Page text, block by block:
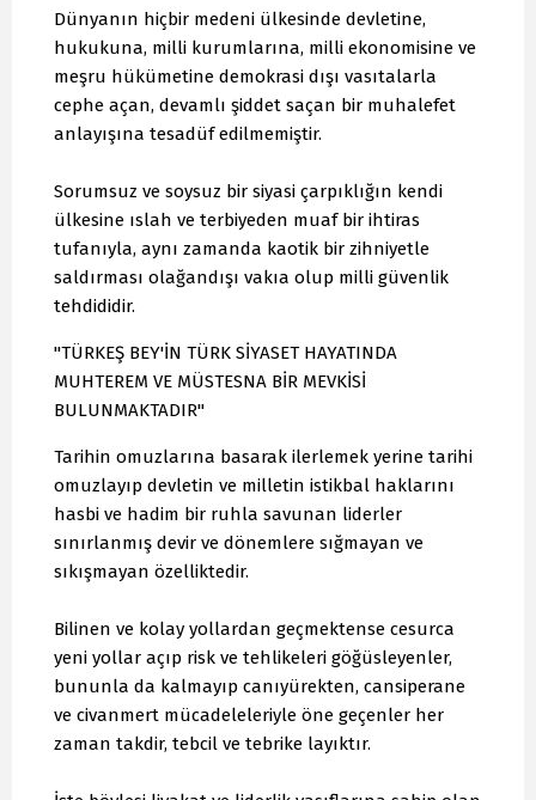
Dünyanın hiçbir medeni ülkesinde devletine,
hukukuna, milli kurumlarına, milli ekonomisine ve
meşru hükümetine demokrasi dışı vasıtalarla
cephe açan, devamlı şiddet saçan bir muhalefet
anlayışına tesadüf edilmemiştir.
Sorumsuz ve soysuz bir siyasi çarpıklığın kendi
ülkesine ıslah ve terbiyeden muaf bir ihtiras
tufanıyla, aynı zamanda kaotik bir zihniyetle
saldırması olağandışı vakıa olup milli güvenlik
tehdididir.
"TÜRKEŞ BEY'İN TÜRK SİYASET HAYATINDA
MUHTEREM VE MÜSTESNA BİR MEVKİSİ
BULUNMAKTADIR"
Tarihin omuzlarına basarak ilerlemek yerine tarihi
omuzlayıp devletin ve milletin istikbal haklarını
hasbi ve hadim bir ruhla savunan liderler
sınırlanmış devir ve dönemlere sığmayan ve
sıkışmayan özelliktedir.
Bilinen ve kolay yollardan geçmektense cesurca
yeni yollar açıp risk ve tehlikeleri göğüsleyenler,
bununla da kalmayıp canıyürekten, cansiperane
ve civanmert mücadeleleriyle öne geçenler her
zaman takdir, tebcil ve tebrike layıktır.